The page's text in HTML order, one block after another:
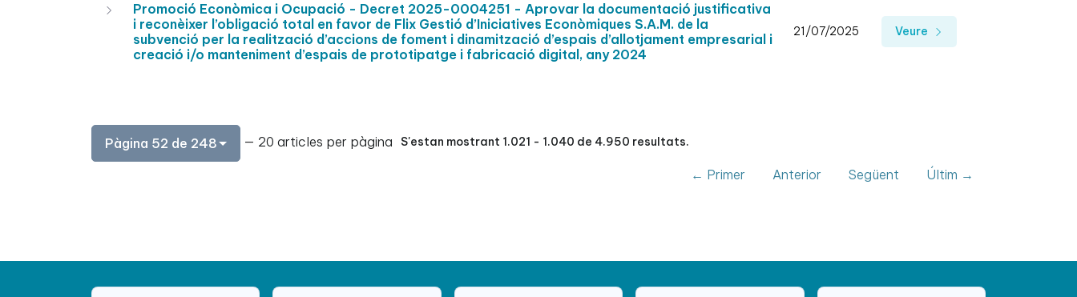
Promoció Econòmica i Ocupació - Decret 2025-0004251 - Aprovar la documentació justificativa
i reconèixer l’obligació total en favor de Flix Gestió d’Iniciatives Econòmiques S.A.M. de la
subvenció per la realització d’accions de foment i dinamització d’espais d’allotjament empresarial i
creació i/o manteniment d’espais de prototipatge i fabricació digital, any 2024
21/07/2025 Veure
Pàgina 52 de 248 — 20 articles per pàgina S'estan mostrant 1.021 - 1.040 de 4.950 resultats.
← Primer Anterior Següent Últim →